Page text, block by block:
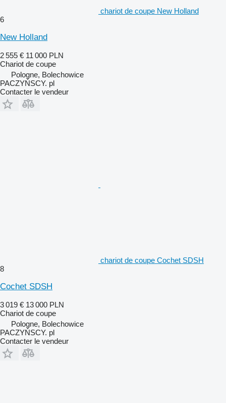
chariot de coupe New Holland
6
New Holland
2 555 € 11 000 PLN
Chariot de coupe
Pologne, Bolechowice
PACZYŃSCY. pl
Contacter le vendeur
chariot de coupe Cochet SDSH
8
Cochet SDSH
3 019 € 13 000 PLN
Chariot de coupe
Pologne, Bolechowice
PACZYŃSCY. pl
Contacter le vendeur